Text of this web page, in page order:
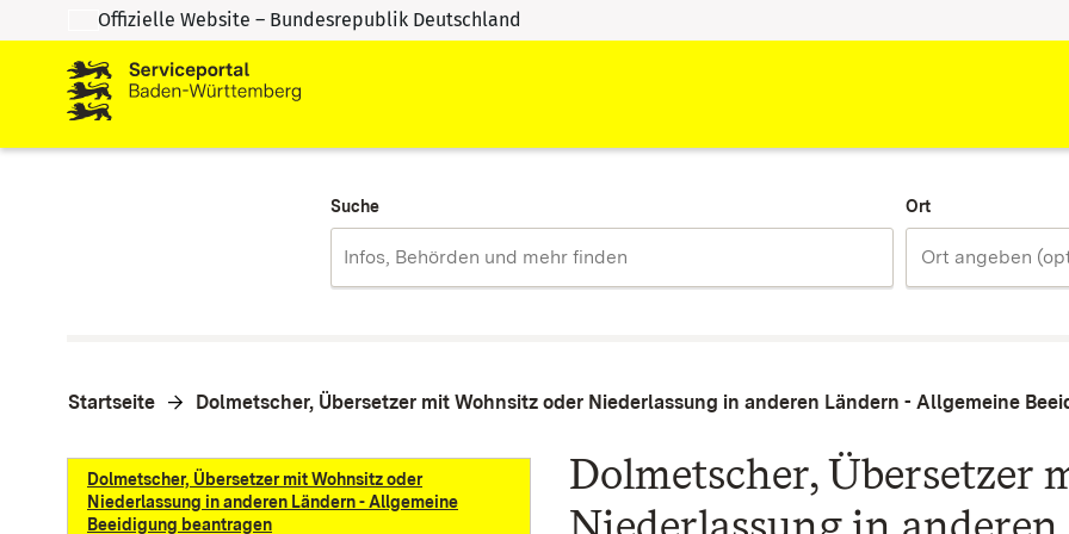
Zum Inhalt springen
Zur Suche springen
Offizielle Website – Bundesrepublik Deutschland
Suche Ort
Startseite Dolmetscher, Übersetzer mit Wohnsitz oder Niederlassung in anderen Ländern - Allgemeine
Dolmetscher, Übersetzer mit Wohnsitz oder
Niederlassung in anderen Ländern - Allgemeine
Beeidigung beantragen
Dolmetscher, Übersetzer